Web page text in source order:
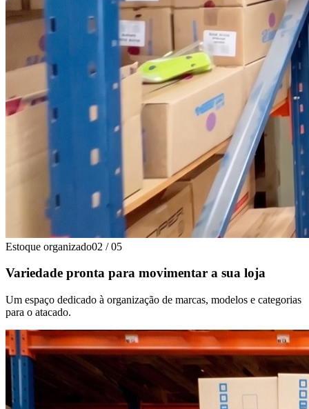
Estoque organizado02 / 05
Variedade pronta para movimentar a sua loja
Um espaço dedicado à organização de marcas, modelos e categorias
para o atacado.